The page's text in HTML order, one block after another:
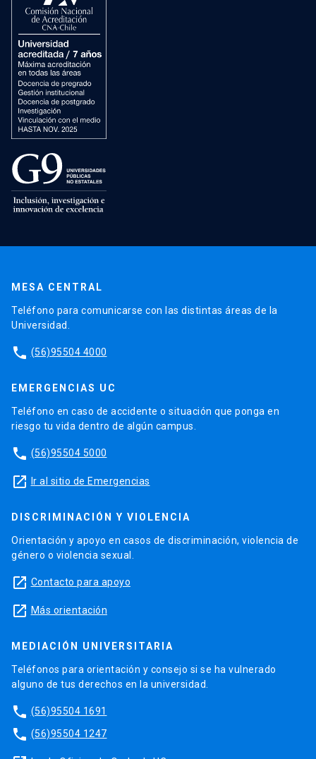
MESA CENTRAL
Teléfono para comunicarse con las distintas áreas de la
Universidad.
phone (56)95504 4000
EMERGENCIAS UC
Teléfono en caso de accidente o situación que ponga en
riesgo tu vida dentro de algún campus.
phone (56)95504 5000
launch Ir al sitio de Emergencias
DISCRIMINACIÓN Y VIOLENCIA
Orientación y apoyo en casos de discriminación, violencia de
género o violencia sexual.
launch Contacto para apoyo
launch Más orientación
MEDIACIÓN UNIVERSITARIA
Teléfonos para orientación y consejo si se ha vulnerado
alguno de tus derechos en la universidad.
phone (56)95504 1691
phone (56)95504 1247